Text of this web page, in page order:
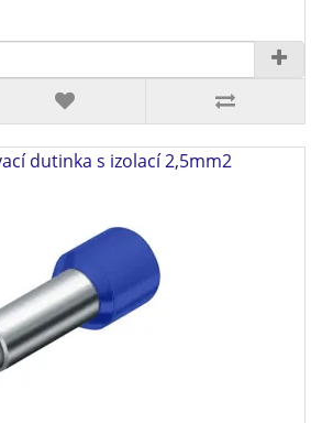
dutinka s izolací 2,5mm2